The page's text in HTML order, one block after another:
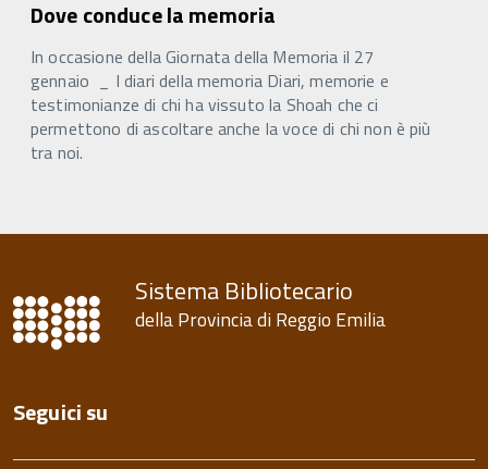
Dove conduce la memoria
In occasione della Giornata della Memoria il 27
gennaio _ I diari della memoria Diari, memorie e
testimonianze di chi ha vissuto la Shoah che ci
permettono di ascoltare anche la voce di chi non è più
tra noi.
Sistema Bibliotecario
della Provincia di Reggio Emilia
Seguici su